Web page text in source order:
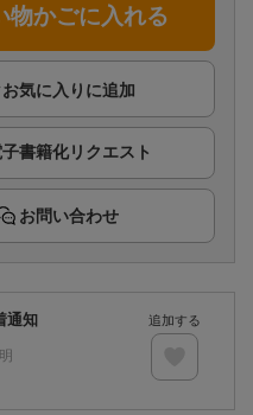
物かごに入れる
子書籍化リクエスト
お問い合わせ
通知 追加する